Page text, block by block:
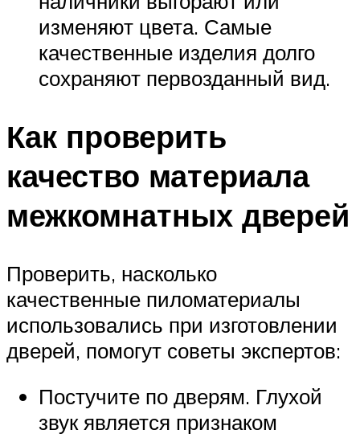
изменяют цвета. Самые
качественные изделия долго
сохраняют первозданный вид.
Как проверить
качество материала
межкомнатных дверей
Проверить, насколько
качественные пиломатериалы
использовались при изготовлении
дверей, помогут советы экспертов:
Постучите по дверям. Глухой
звук является признаком